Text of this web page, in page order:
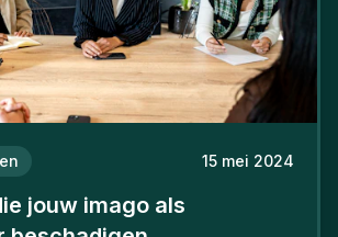
15 mei 2024
jouw imago als